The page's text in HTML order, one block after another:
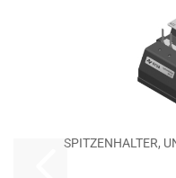
SPITZENHALTER,